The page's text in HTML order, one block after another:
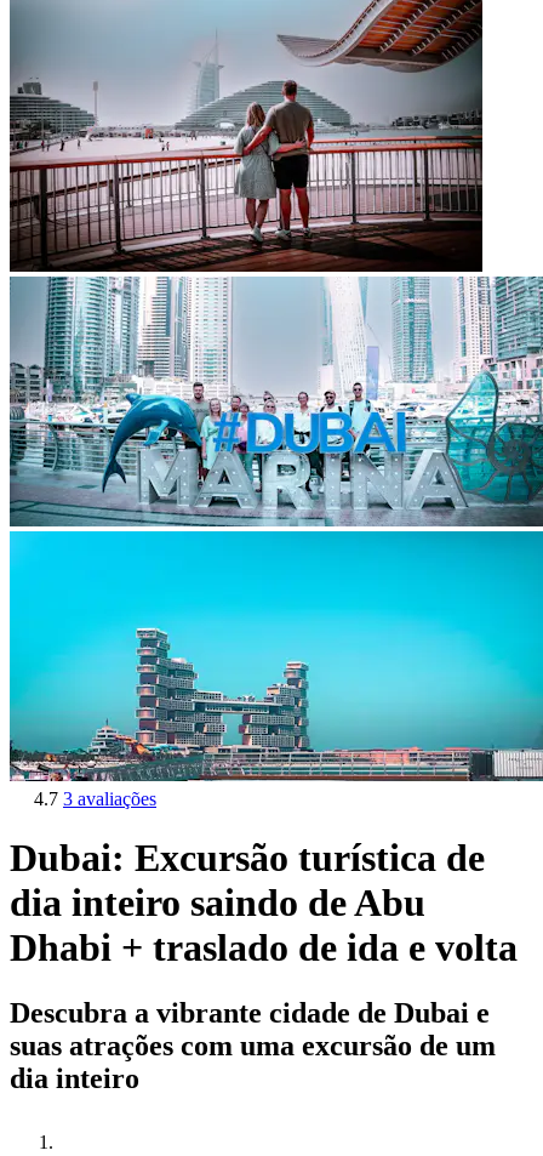
4.7 3 avaliações
Dubai: Excursão turística de
dia inteiro saindo de Abu
Dhabi + traslado de ida e volta
Descubra a vibrante cidade de Dubai e
suas atrações com uma excursão de um
dia inteiro